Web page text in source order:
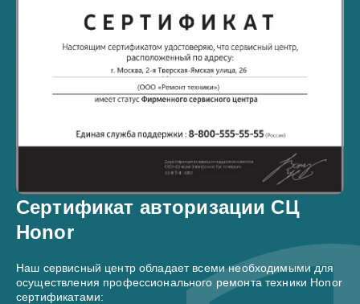
Сертификат авторизации СЦ
Honor
Наш сервисный центр обладает всеми необходимыми для
осуществления профессионального ремонта техники Honor
сертификатами: